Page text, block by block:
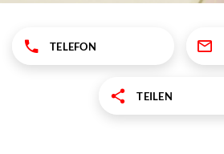
TELEFON
TEILEN